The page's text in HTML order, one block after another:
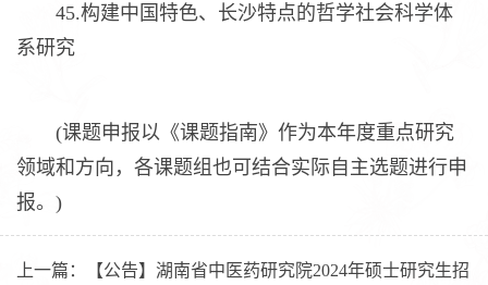
45.构建中国特色、长沙特点的哲学社会科学体
系研究
(课题申报以《课题指南》作为本年度重点研究
领域和方向，各课题组也可结合实际自主选题进行申
报。)
上一篇： 【公告】湖南省中医药研究院2024年硕士研究生招